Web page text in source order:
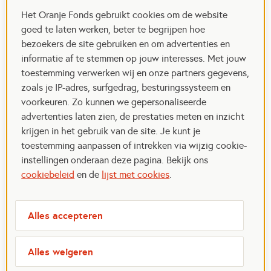
Het Oranje Fonds gebruikt cookies om de website
goed te laten werken, beter te begrijpen hoe
bezoekers de site gebruiken en om advertenties en
informatie af te stemmen op jouw interesses. Met jouw
toestemming verwerken wij en onze partners gegevens,
zoals je IP-adres, surfgedrag, besturingssysteem en
voorkeuren. Zo kunnen we gepersonaliseerde
advertenties laten zien, de prestaties meten en inzicht
krijgen in het gebruik van de site. Je kunt je
toestemming aanpassen of intrekken via wijzig cookie-
instellingen onderaan deze pagina. Bekijk ons
cookiebeleid en de lijst met cookies.
Alles accepteren
Alles weigeren